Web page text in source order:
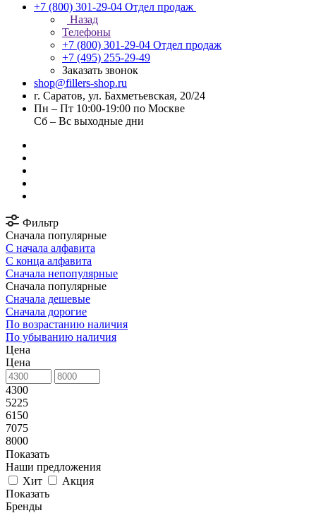
+7 (800) 301-29-04 Отдел продаж
Назад
Телефоны
+7 (800) 301-29-04 Отдел продаж
+7 (495) 255-29-49
Заказать звонок
shop@fillers-shop.ru
г. Саратов, ул. Бахметьевская, 20/24
Пн – Пт 10:00-19:00 по Москве
Сб – Вс выходные дни
Фильтр
Сначала популярные
С начала алфавита
С конца алфавита
Сначала непопулярные
Сначала популярные
Сначала дешевые
Сначала дорогие
По возрастанию наличия
По убыванию наличия
Цена
Цена
4300
5225
6150
7075
8000
Показать
Наши предложения
Хит
Акция
Показать
Бренды